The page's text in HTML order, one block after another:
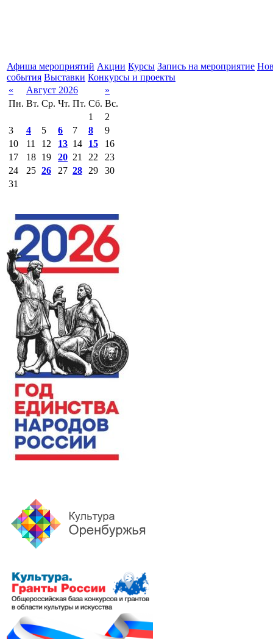
Афиша мероприятий Акции Курсы Запись на мероприятие
события Выставки Конкурсы и проекты
«
Август 2026
»
Пн. Вт. Ср. Чт. Пт. Сб. Вс.
1
2
3
4 5 6 7 8
9
10
11 12 13 14 15
16
17
18 19 20 21 22
23
24
25 26 27 28 29
30
31